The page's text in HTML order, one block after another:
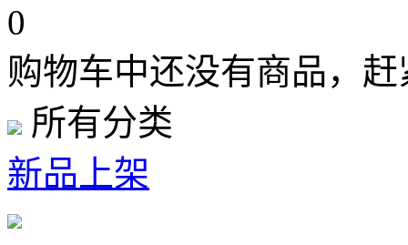
0
购物车中还没有商品，
所有分类
新品上架